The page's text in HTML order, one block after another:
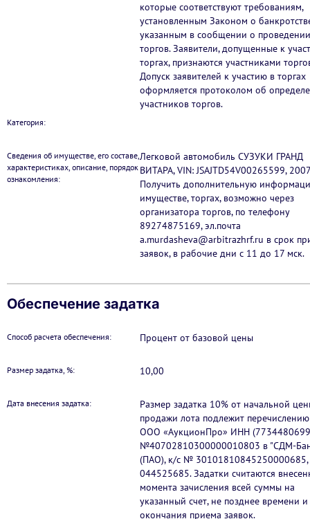
которые соответствуют требованиям,
установленным Законом о
указанным в сообщении о проведении
торгов. Заявители, допущенные к
торгах, признаются участниками
Допуск заявителей к участию в торгах
оформляется протоколом об
участников торгов.
Категория:
Сведения об имуществе, его составе,
характеристиках, описание, порядок
ознакомления:
Легковой автомобиль СУЗУКИ ГРАНД
ВИТАРА, VIN: JSAJTD54V00265599, 2007
Получить дополнительную
имуществе, торгах, возможно через
организатора торгов, по телефону
89274875169, эл.почта
a.murdasheva@arbitrazhrf.ru в срок
заявок, в рабочие дни с 11 до 17 мск.
Обеспечение задатка
Способ расчета обеспечения: Процент от базовой цены
Размер задатка, %: 10,00
Дата внесения задатка:
Размер задатка 10% от начальной
продажи лота подлежит
ООО «АукционПро» ИНН
№40702810300000010803 в "СДМ-
(ПАО), к/с №
044525685. Задатки считаются
момента зачисления всей суммы на
указанный счет, не позднее времени
окончания приема заявок.